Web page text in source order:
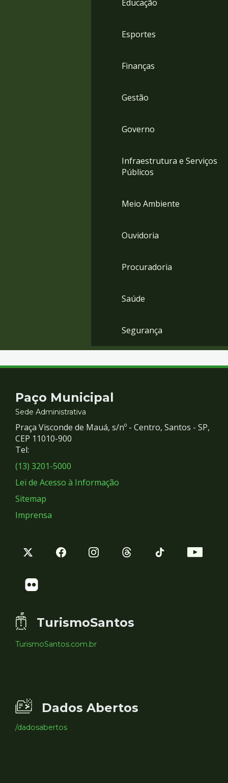
Educação
Esportes
Finanças
Gestão
Governo
Infraestrutura e Serviços
Públicos
Meio Ambiente
Ouvidoria
Procuradoria
Saúde
Segurança
Contato
e
Redes
Sociais
Paço Municipal
Sede Administrativa
Praça Visconde de Mauá, s/nº - Centro, Santos - SP,
CEP 11010-900
Tel:
(13) 3201-5000
Lei de Acesso à Informação
Sitemap
Imprensa
TurismoSantos
TurismoSantos.com.br
Dados Abertos
/dadosabertos